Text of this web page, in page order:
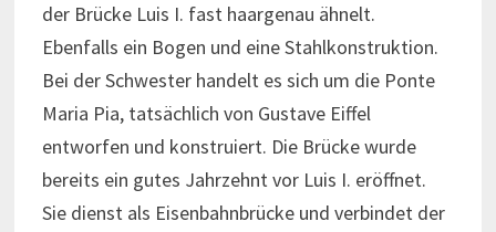
der Brücke Luis I. fast haargenau ähnelt.
Ebenfalls ein Bogen und eine Stahlkonstruktion.
Bei der Schwester handelt es sich um die Ponte
Maria Pia, tatsächlich von Gustave Eiffel
entworfen und konstruiert. Die Brücke wurde
bereits ein gutes Jahrzehnt vor Luis I. eröffnet.
Sie dienst als Eisenbahnbrücke und verbindet der